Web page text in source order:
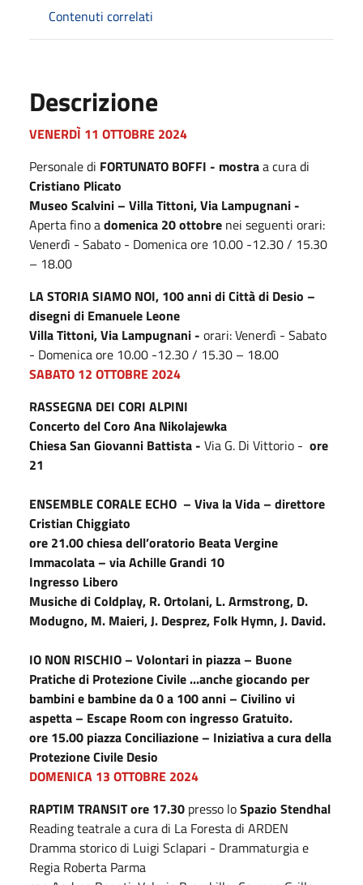
Contenuti correlati
Descrizione
VENERDÌ 11 OTTOBRE 2024
Personale di FORTUNATO BOFFI - mostraa cura di
Cristiano Plicato
Museo Scalvini – Villa Tittoni,Via Lampugnani -
Aperta fino adomenica 20 ottobre nei seguenti orari:
Venerdì - Sabato - Domenica ore 10.00 -12.30 / 15.30
– 18.00
LA STORIA SIAMO NOI, 100 anni di Città di Desio –
disegni di Emanuele Leone
Villa Tittoni,Via Lampugnani - orari: Venerdì - Sabato
- Domenica ore 10.00 -12.30 / 15.30 – 18.00
SABATO 12 OTTOBRE 2024
RASSEGNA DEI CORI ALPINI
Concerto del Coro Ana Nikolajewka
Chiesa San Giovanni Battista - Via G. Di Vittorio - ore
21
ENSEMBLE CORALE ECHO – Viva la Vida – direttore
Cristian Chiggiato
ore 21.00chiesa dell’oratorio Beata Vergine
Immacolata – via Achille Grandi 10
Ingresso Libero
Musiche di Coldplay, R. Ortolani, L. Armstrong, D.
Modugno, M. Maieri, J. Desprez, Folk Hymn, J. David.
IO NON RISCHIO – Volontari in piazza – Buone
Pratiche di Protezione Civile...anche giocando per
bambini e bambine da 0 a 100 anni – Civilino vi
aspetta – Escape Room con ingresso Gratuito.
ore 15.00 piazza Conciliazione – Iniziativa a cura della
Protezione Civile Desio
DOMENICA 13 OTTOBRE 2024
RAPTIM TRANSIT ore 17.30 presso loSpazio Stendhal
Reading teatrale a cura di La Foresta di ARDEN
Dramma storico di Luigi Sclapari - Drammaturgia e
Regia Roberta Parma